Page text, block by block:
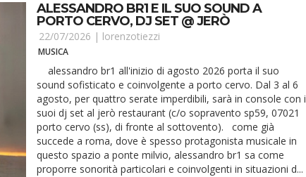
ALESSANDRO BR1 E IL SUO SOUND A
PORTO CERVO, DJ SET @ JERÒ
22/07/2026 | lorenzotiezzi
MUSICA
alessandro br1 all'inizio di agosto 2026 porta il suo
sound sofisticato e coinvolgente a porto cervo. Dal 3 al 6
agosto, per quattro serate imperdibili, sarà in console con i
suoi dj set al jerò restaurant (c/o sopravento sp59, 07021
porto cervo (ss), di fronte al sottovento). come già
succede a roma, dove è spesso protagonista musicale in
questo spazio a ponte milvio, alessandro br1 sa come
proporre sonorità particolari e coinvolgenti in situazioni d...